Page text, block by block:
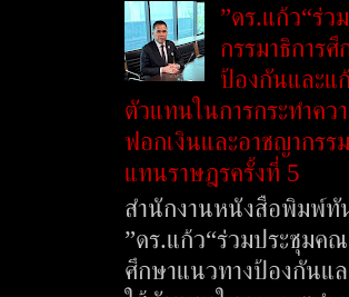
”ดร.แก้ว“ร่
กรรมาธิการ
ป้องกันและแ
ตัวแทนในการกระทำคว
ฟอกเงินและอาชญากรร
แทนราษฎรครั้งที่ 5
สำนักงานหนังสือพิมพ์ทั
”ดร.แก้ว“ร่วมประชุมค
ศึกษาแนวทางป้องกันแ